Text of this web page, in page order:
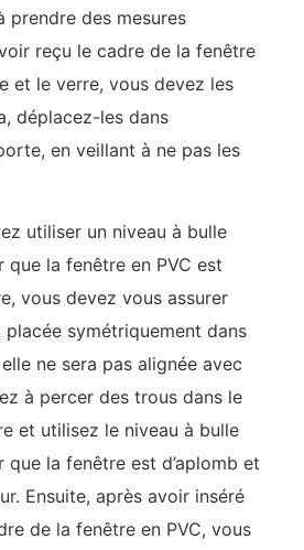
prendre des mesures
reçu le cadre de la fenêtre
et le verre, vous devez les
déplacez-les dans
en veillant à ne pas les
utiliser un niveau à bulle
que la fenêtre en PVC est
vous devez vous assurer
symétriquement dans
ne sera pas alignée avec
à percer des trous dans le
et utilisez le niveau à bulle
que la fenêtre est d’aplomb et
Ensuite, après avoir inséré
de la fenêtre en PVC, vous